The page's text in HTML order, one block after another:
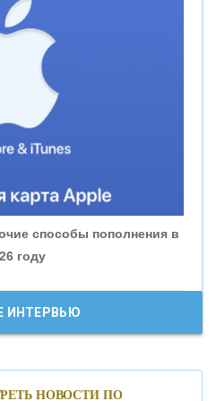
БАНК»
способы пополнения в
году
ИНТЕРВЬЮ
НОВОСТИ ПО